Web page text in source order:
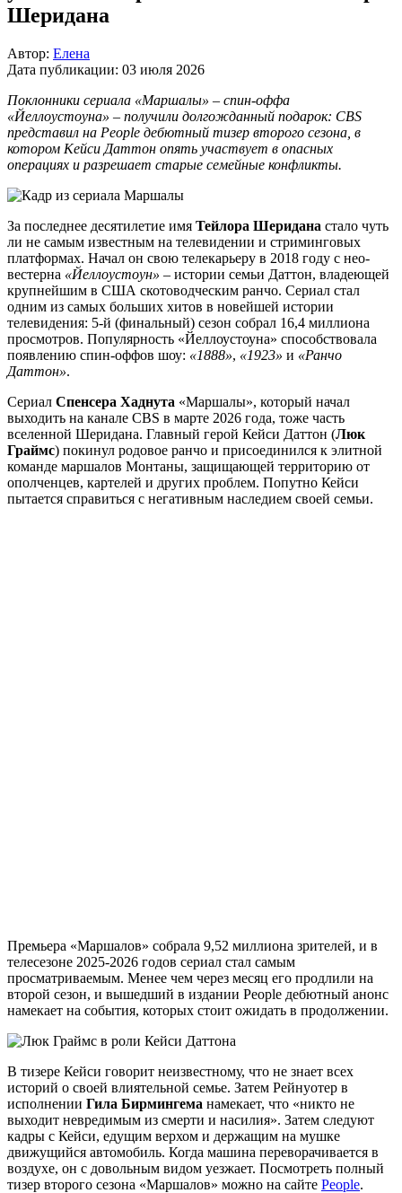
Шеридана
Автор: Елена
Дата публикации: 03 июля 2026
Поклонники сериала «Маршалы» – спин-оффа
«Йеллоустоуна» – получили долгожданный подарок: CBS
представил на People дебютный тизер второго сезона, в
котором Кейси Даттон опять участвует в опасных
операциях и разрешает старые семейные конфликты.
За последнее десятилетие имя Тейлора Шеридана стало чуть
ли не самым известным на телевидении и стриминговых
платформах. Начал он свою телекарьеру в 2018 году с нео-
вестерна «Йеллоустоун» – истории семьи Даттон, владеющей
крупнейшим в США скотоводческим ранчо. Сериал стал
одним из самых больших хитов в новейшей истории
телевидения: 5-й (финальный) сезон собрал 16,4 миллиона
просмотров. Популярность «Йеллоустоуна» способствовала
появлению спин-оффов шоу: «1888», «1923» и «Ранчо
Даттон».
Сериал Спенсера Хаднута «Маршалы», который начал
выходить на канале CBS в марте 2026 года, тоже часть
вселенной Шеридана. Главный герой Кейси Даттон (Люк
Граймс) покинул родовое ранчо и присоединился к элитной
команде маршалов Монтаны, защищающей территорию от
ополченцев, картелей и других проблем. Попутно Кейси
пытается справиться с негативным наследием своей семьи.
Премьера «Маршалов» собрала 9,52 миллиона зрителей, и в
телесезоне 2025-2026 годов сериал стал самым
просматриваемым. Менее чем через месяц его продлили на
второй сезон, и вышедший в издании People дебютный анонс
намекает на события, которых стоит ожидать в продолжении.
В тизере Кейси говорит неизвестному, что не знает всех
историй о своей влиятельной семье. Затем Рейнуотер в
исполнении Гила Бирмингема намекает, что «никто не
выходит невредимым из смерти и насилия». Затем следуют
кадры с Кейси, едущим верхом и держащим на мушке
движущийся автомобиль. Когда машина переворачивается в
воздухе, он с довольным видом уезжает. Посмотреть полный
тизер второго сезона «Маршалов» можно на сайте People.